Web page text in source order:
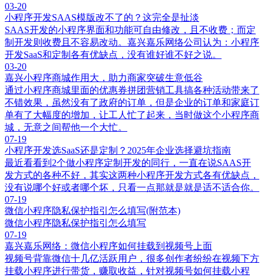
03-20
小程序开发SAAS模版改不了的？这完全是扯淡
SAAS开发的小程序界面和功能可自由修改，且不收费；而定
制开发则收费且不容易改动。嘉兴嘉乐网络公司认为：小程序
开发SaaS和定制各有优缺点，没有谁好谁不好之说。
03-20
嘉兴小程序商城作用大，助力商家突破生意低谷
通过小程序商城里面的优惠券拼团营销工具搞各种活动带来了
不错效果，虽然没有了政府的订单，但是企业的订单和家庭订
单有了大幅度的增加，让工人忙了起来，当时做这个小程序商
城，无意之间帮他一个大忙。
07-19
小程序开发选SaaS还是定制？2025年企业选择避坑指南
‌最近看看到2个做小程序定制开发的同行，一直在说SAAS开
发方式的各种不好，其实这两种小程序开发方式各有优缺点，
没有说哪个好或者哪个坏，只看一点那就是就是适不适合你。
07-19
微信小程序隐私保护指引怎么填写(附范本)
微信小程序隐私保护指引怎么填写
07-19
嘉兴嘉乐网络：微信小程序如何挂载到视频号上面
视频号背靠微信十几亿活跃用户，很多创作者纷纷在视频下方
挂载小程序进行带货，赚取收益，针对视频号如何挂载小程